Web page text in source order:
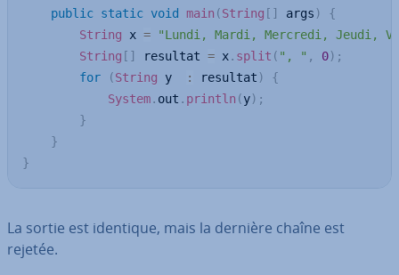
public static void main (String [ ] args )
{
String x =
"Lundi, Mardi, Mercredi, Jeudi,
String [ ] resultat = x. split ( ", " , 0) ;
for
(String y : resultat )
{
System. out . println (y) ;
}
}
}
La sortie est identique, mais la dernière chaîne est
rejetée.